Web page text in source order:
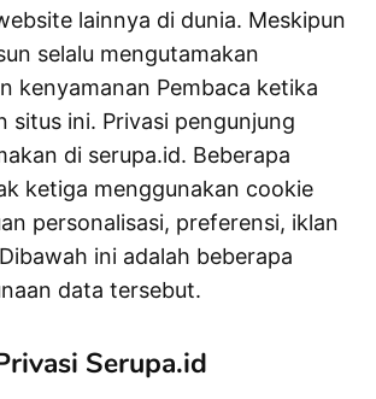
lainnya di dunia. Meskipun
selalu mengutamakan
kenyamanan Pembaca ketika
situs ini. Privasi pengunjung
di serupa.id. Beberapa
ketiga menggunakan cookie
personalisasi, preferensi, iklan
ini adalah beberapa
data tersebut.
Serupa.id